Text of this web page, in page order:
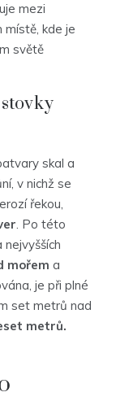
mezi
místě, kde je
světě
skal a
v nichž se
řekou,
. Po této
mořem a
je při plné
set metrů nad
metrů.